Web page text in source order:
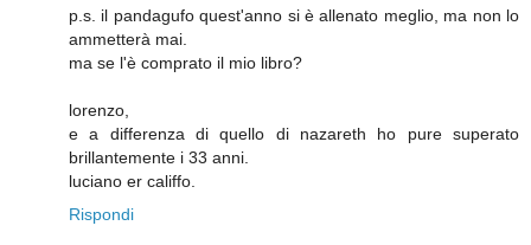
p.s. il pandagufo quest'anno si è allenato meglio, ma non lo
ammetterà mai.
ma se l'è comprato il mio libro?
lorenzo,
e a differenza di quello di nazareth ho pure superato
brillantemente i 33 anni.
luciano er califfo.
Rispondi